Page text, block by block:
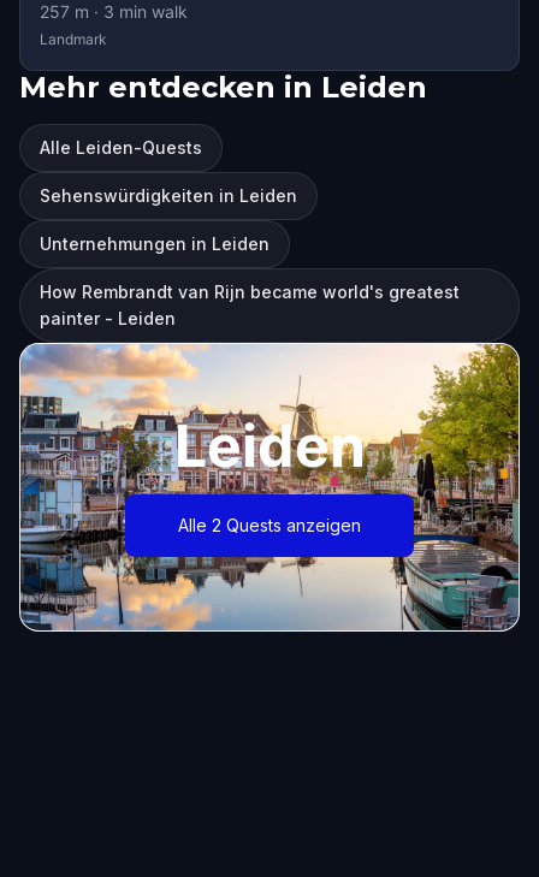
257 m · 3 min walk
Landmark
Mehr entdecken in Leiden
Alle Leiden-Quests
Sehenswürdigkeiten in Leiden
Unternehmungen in Leiden
How Rembrandt van Rijn became world's greatest
painter - Leiden
Leiden
Alle 2 Quests anzeigen